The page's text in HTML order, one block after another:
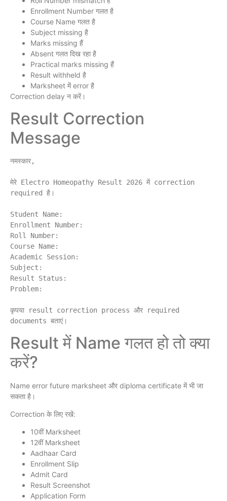
Enrollment Number गलत है
Course Name गलत है
Subject missing है
Marks missing हैं
Absent गलत दिख रहा है
Practical marks missing हैं
Result withheld है
Marksheet में error है
Correction delay न करें।
Result Correction
Message
नमस्कार,
मेरे Electro Homeopathy Result 2026 में correction
required है।
Student Name:
Enrollment Number:
Roll Number:
Course Name:
Academic Session:
Subject:
Result Status:
Problem:
कृपया result correction process और required
Result में Name गलत हो तो क्या
करें?
Name error future marksheet और diploma certificate में भी जा
सकता है।
Correction के लिए रखें:
10वीं Marksheet
12वीं Marksheet
Aadhaar Card
Enrollment Slip
Admit Card
Result Screenshot
Application Form